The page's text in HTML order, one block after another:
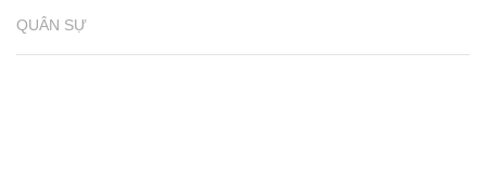
QUÂN SỰ